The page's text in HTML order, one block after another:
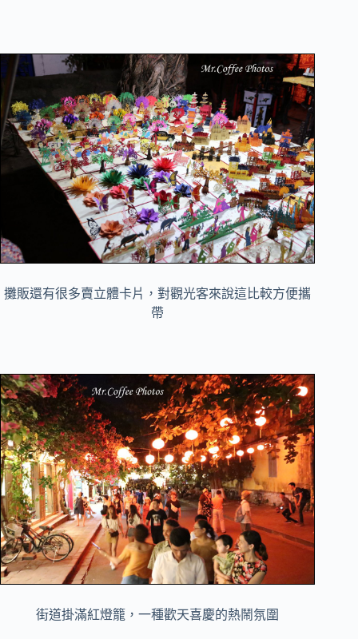
攤販還有很多賣立體卡片，對觀光客來說這比較方便攜
帶
街道掛滿紅燈籠，一種歡天喜慶的熱鬧氛圍